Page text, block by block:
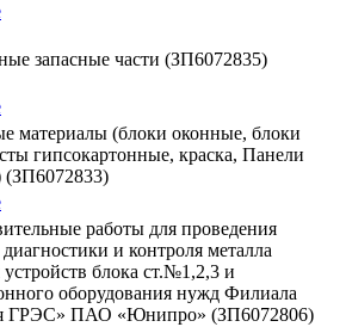
запасные части (ЗП6072835)
материалы (блоки оконные, блоки
гипсокартонные, краска, Панели
(ЗП6072833)
работы для проведения
и контроля металла
блока ст.№1,2,3 и
оборудования нужд Филиала
ГРЭС» ПАО «Юнипро» (ЗП6072806)